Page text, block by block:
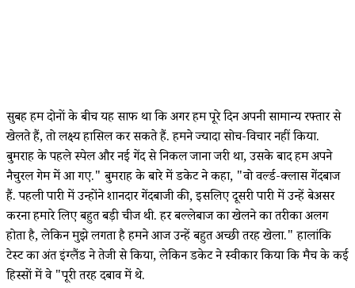
सुबह हम दोनों के बीच यह साफ था कि अगर हम पूरे दिन अपनी सामान्य रफ्तार से
खेलते हैं, तो लक्ष्य हासिल कर सकते हैं. हमने ज्यादा सोच-विचार नहीं किया.
बुमराह के पहले स्पेल और नई गेंद से निकल जाना जरूरी था, उसके बाद हम अपने
नैचुरल गेम में आ गए." बुमराह के बारे में डकेट ने कहा, "वो वर्ल्ड-क्लास गेंदबाज
हैं. पहली पारी में उन्होंने शानदार गेंदबाजी की, इसलिए दूसरी पारी में उन्हें बेअसर
करना हमारे लिए बहुत बड़ी चीज थी. हर बल्लेबाज का खेलने का तरीका अलग
होता है, लेकिन मुझे लगता है हमने आज उन्हें बहुत अच्छी तरह खेला." हालांकि
टेस्ट का अंत इंग्लैंड ने तेजी से किया, लेकिन डकेट ने स्वीकार किया कि मैच के कई
हिस्सों में वे "पूरी तरह दबाव में थे.